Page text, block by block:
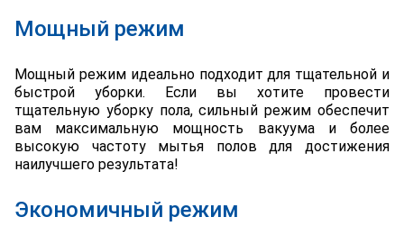
Мощный режим
Мощный режим идеально подходит для тщательной и
быстрой уборки. Если вы хотите провести
тщательную уборку пола, сильный режим обеспечит
вам максимальную мощность вакуума и более
высокую частоту мытья полов для достижения
наилучшего результата!
Экономичный режим